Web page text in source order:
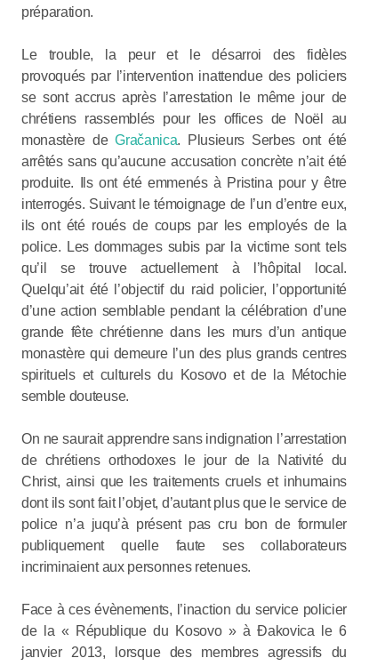
préparation.
Le trouble, la peur et le désarroi des fidèles
provoqués par l’intervention inattendue des policiers
se sont accrus après l’arrestation le même jour de
chrétiens rassemblés pour les offices de Noël au
monastère deGračanica. Plusieurs Serbes ont été
arrêtés sans qu’aucune accusation concrète n’ait été
produite. Ils ont été emmenés à Pristina pour y être
interrogés. Suivant le témoignage de l’un d’entre eux,
ils ont été roués de coups par les employés de la
police. Les dommages subis par la victime sont tels
qu’il se trouve actuellement à l’hôpital local.
Quelqu’ait été l’objectif du raid policier, l’opportunité
d’une action semblable pendant la célébration d’une
grande fête chrétienne dans les murs d’un antique
monastère qui demeure l’un des plus grands centres
spirituels et culturels du Kosovo et de la Métochie
semble douteuse.
On ne saurait apprendre sans indignation l’arrestation
de chrétiens orthodoxes le jour de la Nativité du
Christ, ainsi que les traitements cruels et inhumains
dont ils sont fait l’objet, d’autant plus que le service de
police n’a juqu’à présent pas cru bon de formuler
publiquement quelle faute ses collaborateurs
incriminaient aux personnes retenues.
Face à ces évènements, l’inaction du service policier
de la « République du Kosovo » à Đakovica le 6
janvier 2013, lorsque des membres agressifs du